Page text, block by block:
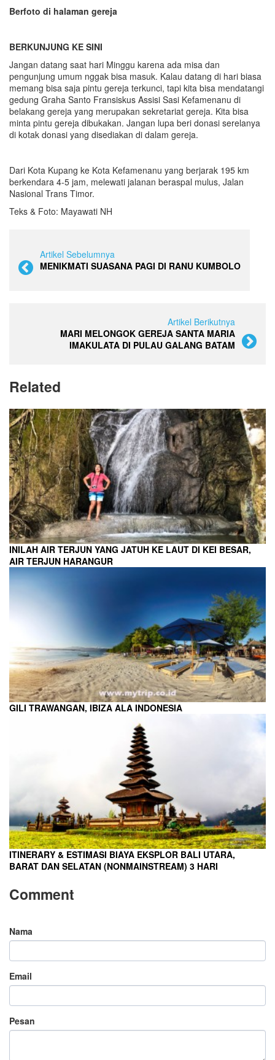
Berfoto di halaman gereja
BERKUNJUNG KE SINI
Jangan datang saat hari Minggu karena ada misa dan
pengunjung umum nggak bisa masuk. Kalau datang di hari biasa
memang bisa saja pintu gereja terkunci, tapi kita bisa mendatangi
gedung Graha Santo Fransiskus Assisi Sasi Kefamenanu di
belakang gereja yang merupakan sekretariat gereja. Kita bisa
minta pintu gereja dibukakan. Jangan lupa beri donasi serelanya
di kotak donasi yang disediakan di dalam gereja.
Dari Kota Kupang ke Kota Kefamenanu yang berjarak 195 km
berkendara 4-5 jam, melewati jalanan beraspal mulus, Jalan
Nasional Trans Timor.
Teks & Foto: Mayawati NH
Artikel Sebelumnya
MENIKMATI SUASANA PAGI DI RANU KUMBOLO
Artikel Berikutnya
MARI MELONGOK GEREJA SANTA MARIA
IMAKULATA DI PULAU GALANG BATAM
Related
INILAH AIR TERJUN YANG JATUH KE LAUT DI KEI BESAR,
AIR TERJUN HARANGUR
GILI TRAWANGAN, IBIZA ALA INDONESIA
ITINERARY & ESTIMASI BIAYA EKSPLOR BALI UTARA,
BARAT DAN SELATAN (NONMAINSTREAM) 3 HARI
Comment
Nama
Email
Pesan